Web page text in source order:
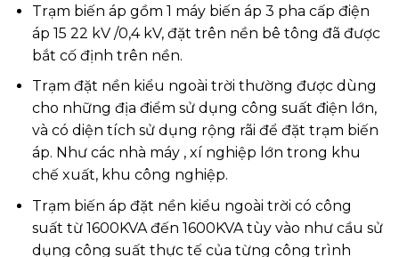
Nhưng diện tích sử dụng hạn chế.
Trạm biến áp kiểu trong nhà, hay trạm phòng
nói trên, gần khu vực đặt máy phát điện và
phòng điều khiển hệ thống điện của tòa nhà.
Trạm phòng có công suất từ 1600KVA trở lên
ĐIỂM NỔI BẬT CỦA TRẠM BIẾN ÁP